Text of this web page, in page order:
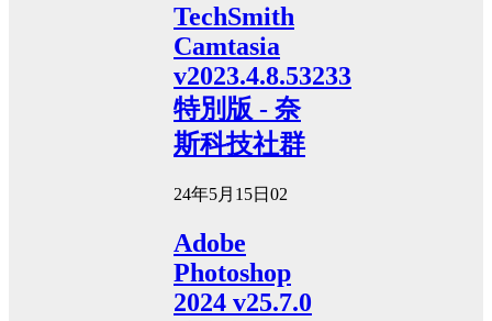
TechSmith
Camtasia
v2023.4.8.53233
特別版 - 奈
斯科技社群
24年5月15日 02
Adobe
Photoshop
2024 v25.7.0